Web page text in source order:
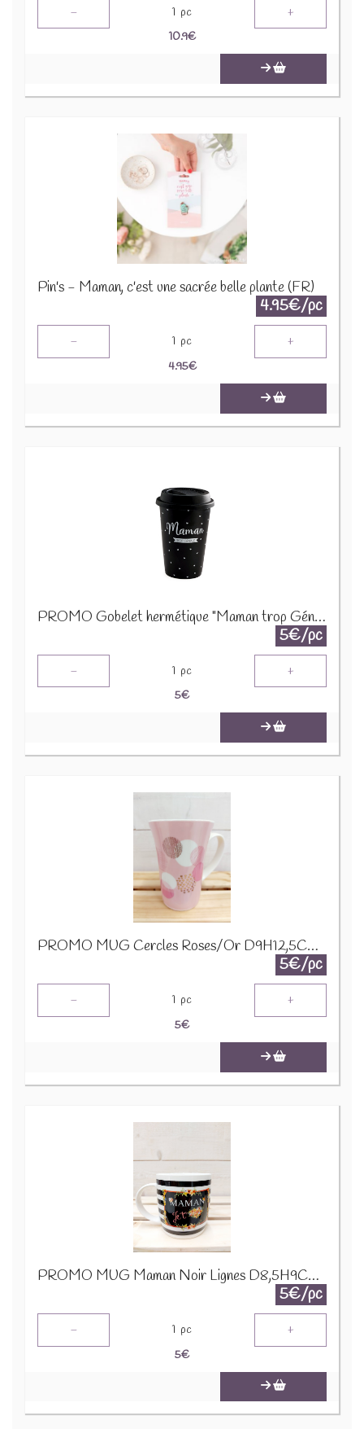
- 1 pc +
10.9€
Pin's - Maman, c'est une sacrée belle plante (FR)
4.95€/pc
- 1 pc +
4.95€
PROMO Gobelet hermétique "Maman trop Géniale" Noir 24306
5€/pc
- 1 pc +
5€
PROMO MUG Cercles Roses/Or D9H12,5CM 24322
5€/pc
- 1 pc +
5€
PROMO MUG Maman Noir Lignes D8,5H9CM 23975
5€/pc
- 1 pc +
5€